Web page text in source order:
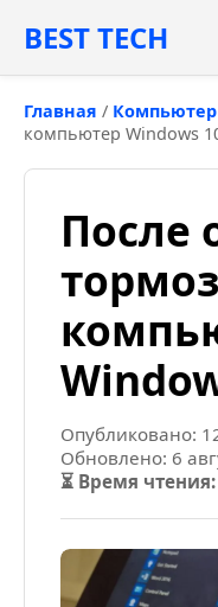
BEST TECH
Главная / Компьютер
компьютер Windows
После
Опубликовано:
Обновлено: 6
⏳ Время